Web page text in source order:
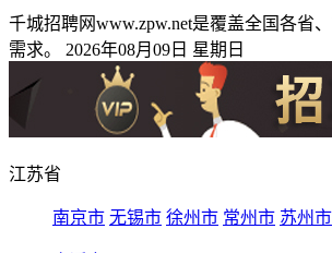
千城招聘网www.zpw.net是覆盖全国各省
需求。 2026年08月09日 星期日
江苏省
南京市 无锡市 徐州市 常州市 苏州市